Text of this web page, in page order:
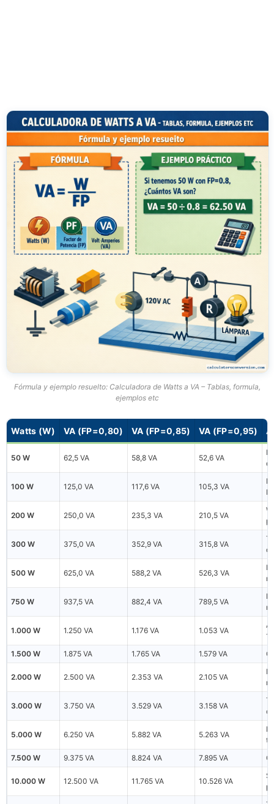
Fórmula y ejemplo resuelto: Calculadora de Watts a VA – Tablas, formula,
ejemplos etc
Watts (W) VA (FP=0,80) VA (FP=0,85) VA (FP=0,95)
50 W 62,5 VA 58,8 VA 52,6 VA
100 W 125,0 VA 117,6 VA 105,3 VA
200 W 250,0 VA 235,3 VA 210,5 VA
300 W 375,0 VA 352,9 VA 315,8 VA
500 W 625,0 VA 588,2 VA 526,3 VA
750 W 937,5 VA 882,4 VA 789,5 VA
1.000 W 1.250 VA 1.176 VA 1.053 VA
1.500 W
1.875 VA 1.765 VA 1.579 VA
2.000 W 2.500 VA 2.353 VA 2.105 VA
3.000 W 3.750 VA 3.529 VA 3.158 VA
5.000 W 6.250 VA 5.882 VA 5.263 VA
7.500 W
9.375 VA 8.824 VA 7.895 VA
10.000 W 12.500 VA 11.765 VA 10.526 VA